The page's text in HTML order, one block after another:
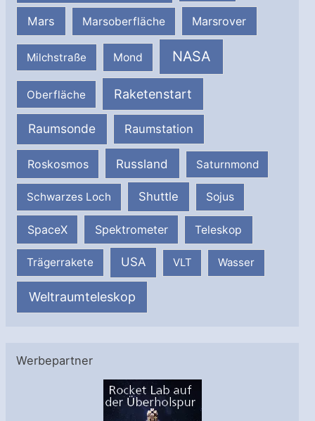
Mars Marsoberfläche Marsrover
Milchstraße Mond NASA
Oberfläche Raketenstart
Raumsonde Raumstation
Roskosmos Russland Saturnmond
Schwarzes Loch Shuttle Sojus
SpaceX Spektrometer Teleskop
Trägerrakete USA VLT Wasser
Weltraumteleskop
Werbepartner